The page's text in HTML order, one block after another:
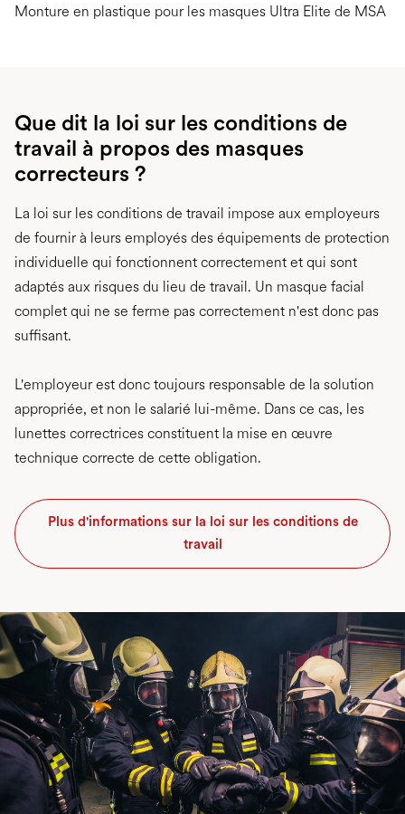
Monture en plastique pour les masques Ultra Elite de MSA
Que dit la loi sur les conditions de
travail à propos des masques
correcteurs ?
La loi sur les conditions de travail impose aux employeurs
de fournir à leurs employés des équipements de protection
individuelle qui fonctionnent correctement et qui sont
adaptés aux risques du lieu de travail. Un masque facial
complet qui ne se ferme pas correctement n'est donc pas
suffisant.
L'employeur est donc toujours responsable de la solution
appropriée, et non le salarié lui-même. Dans ce cas, les
lunettes correctrices constituent la mise en œuvre
technique correcte de cette obligation.
Plus d'informations sur la loi sur les conditions de
travail